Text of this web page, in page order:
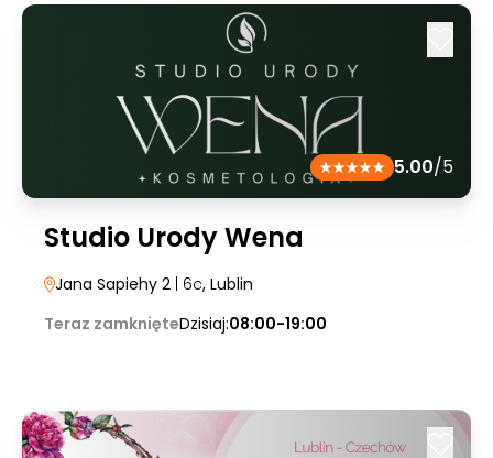
5.00/5
Studio Urody Wena
Jana Sapiehy 2 | 6c, Lublin
Teraz zamknięteDzisiaj:08:00-19:00